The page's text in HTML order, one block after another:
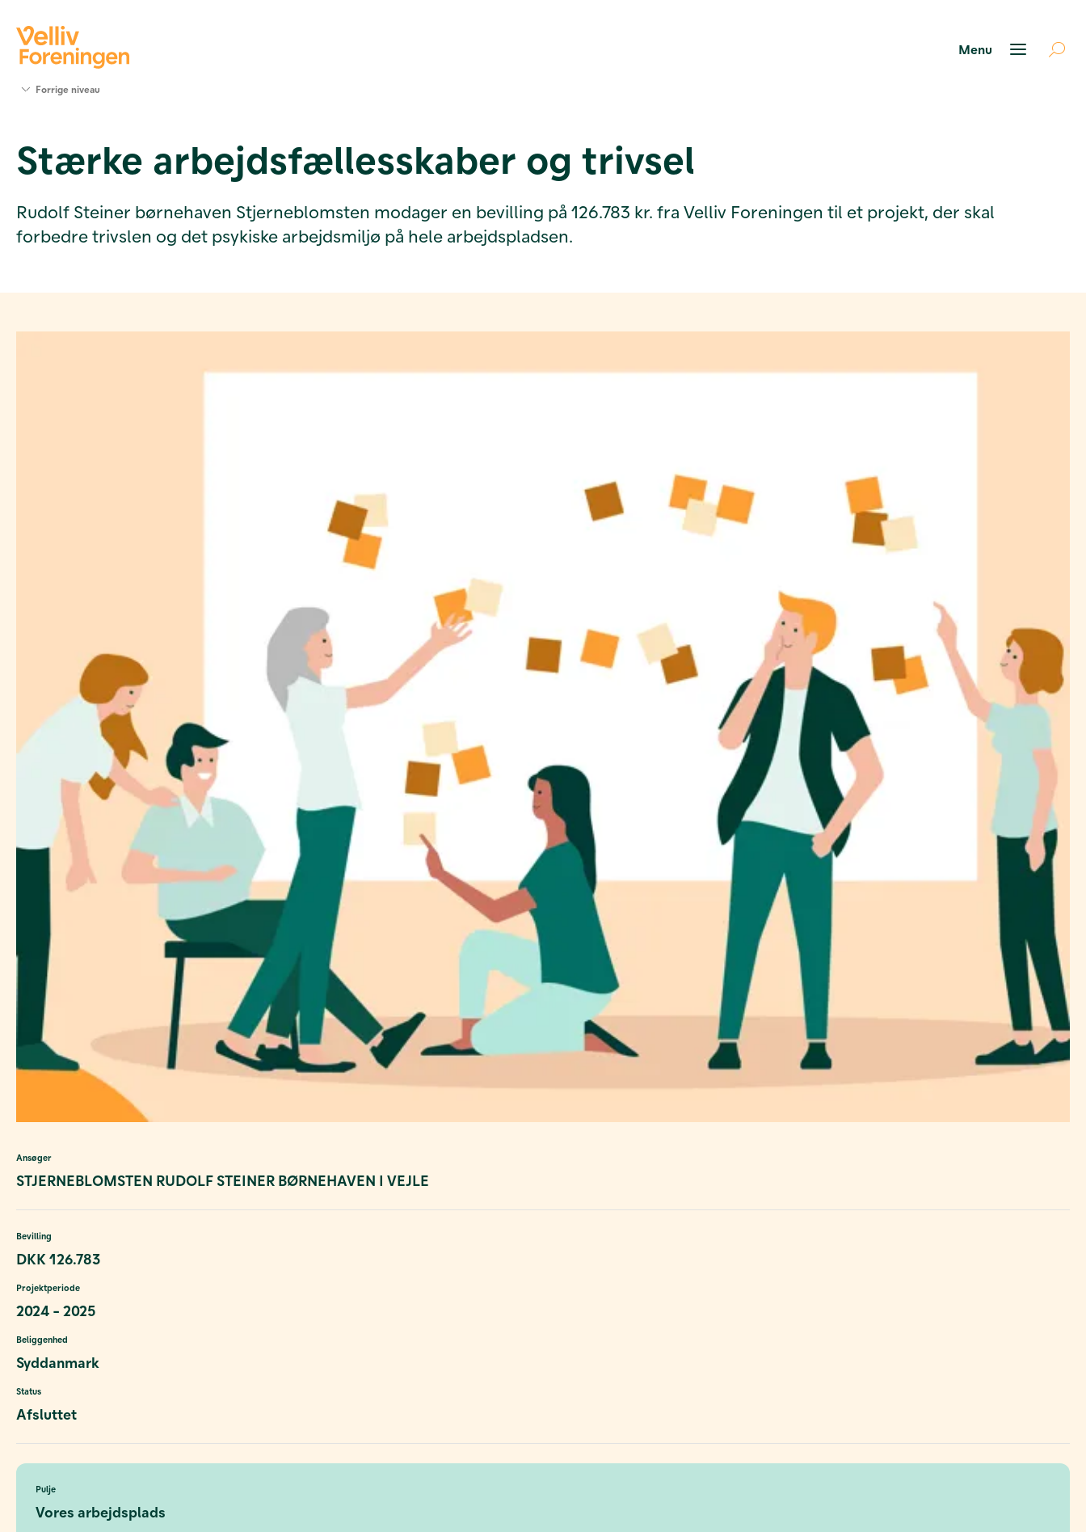
Værktøjer
og viden
Foreningen
Kontakt
os
Forrige niveau
Stærke arbejdsfællesskaber og trivsel
Rudolf Steiner børnehaven Stjerneblomsten modager en bevilling på 126.783 kr. fra Velliv Foreningen til et projekt, der skal
forbedre trivslen og det psykiske arbejdsmiljø på hele arbejdspladsen.
Ansøger
STJERNEBLOMSTEN RUDOLF STEINER BØRNEHAVEN I VEJLE
Bevilling
DKK 126.783
Projektperiode
2024 - 2025
Beliggenhed
Syddanmark
Status
Afsluttet
Pulje
Vores arbejdsplads